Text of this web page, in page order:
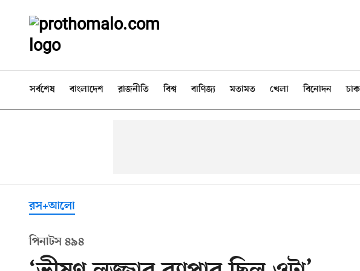
সর্বশেষ বাংলাদেশ রাজনীতি বিশ্ব বাণিজ্য মতামত খেলা বিনোদন
রস+আলো
পিনাটস ৪৯৪